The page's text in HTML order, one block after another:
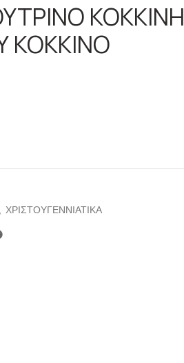
ΚΟΚΚΙΝΗ
ΚΟΚΚΙΝΟ
ΧΡΙΣΤΟΥΓΕΝΝΙΑΤΙΚΑ